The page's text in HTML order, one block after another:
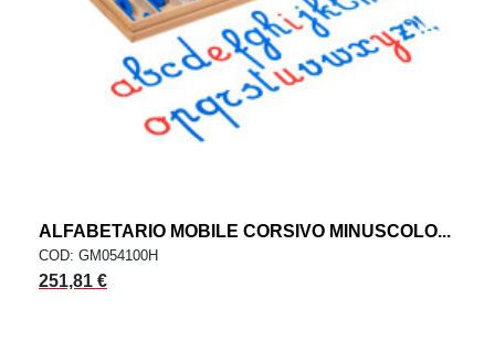
ALFABETARIO MOBILE CORSIVO MINUSCOLO...
COD: GM054100H
251,81 €